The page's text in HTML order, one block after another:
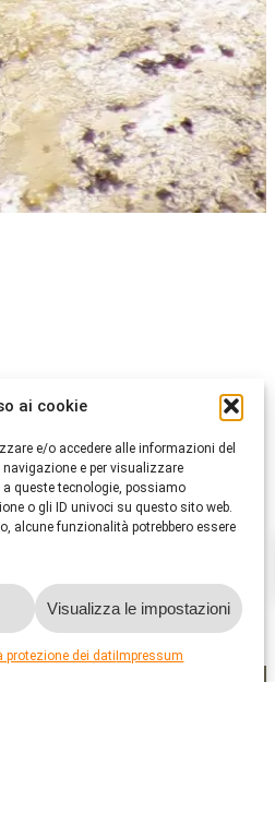
ai cookie
e/o accedere alle informazioni del
e per visualizzare
queste tecnologie, possiamo
o gli ID univoci su questo sito web.
alcune funzionalità potrebbero essere
Visualizza le impostazioni
protezione dei dati Impressum